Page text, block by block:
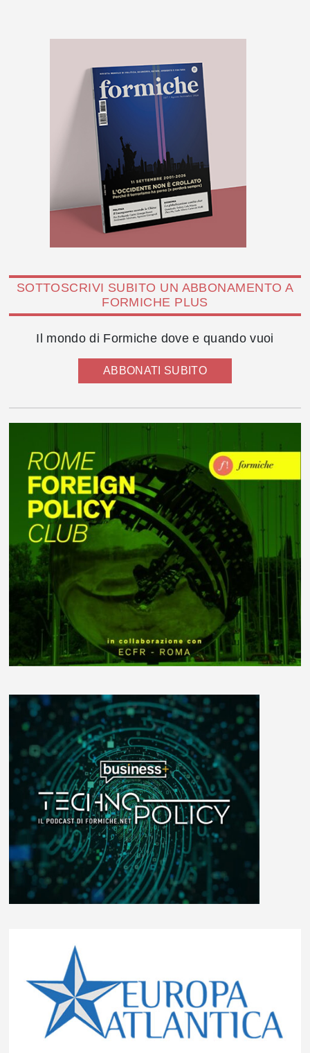
SOTTOSCRIVI SUBITO UN ABBONAMENTO A
FORMICHE PLUS
Il mondo di Formiche dove e quando vuoi
ABBONATI SUBITO